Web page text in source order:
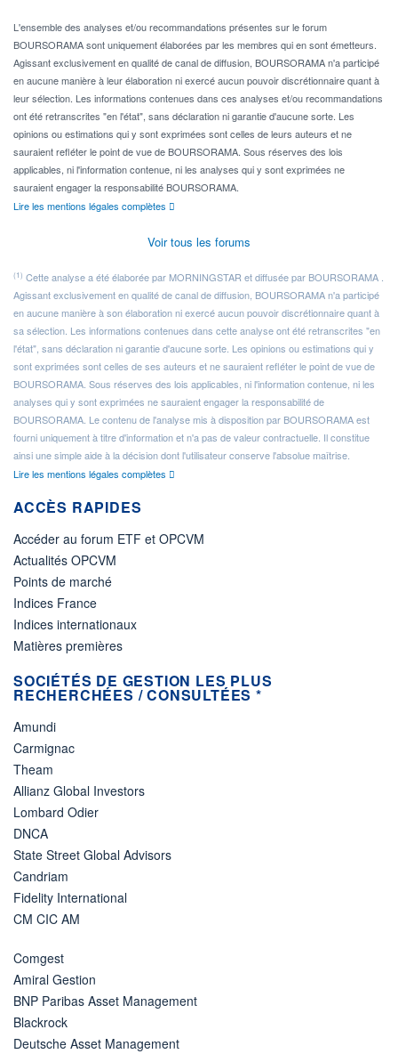
Pour l' ...
L'ensemble des analyses et/ou recommandations présentes sur le forum
BOURSORAMA sont uniquement élaborées par les membres qui en sont émetteurs.
Agissant exclusivement en qualité de canal de diffusion, BOURSORAMA n'a participé
en aucune manière à leur élaboration ni exercé aucun pouvoir discrétionnaire quant à
leur sélection. Les informations contenues dans ces analyses et/ou recommandations
ont été retranscrites "en l'état", sans déclaration ni garantie d'aucune sorte. Les
opinions ou estimations qui y sont exprimées sont celles de leurs auteurs et ne
sauraient refléter le point de vue de BOURSORAMA. Sous réserves des lois
applicables, ni l'information contenue, ni les analyses qui y sont exprimées ne
sauraient engager la responsabilité BOURSORAMA.
Lire les mentions légales complètes
Voir tous les forums
(1) Cette analyse a été élaborée par MORNINGSTAR et diffusée par BOURSORAMA .
Agissant exclusivement en qualité de canal de diffusion, BOURSORAMA n'a participé
en aucune manière à son élaboration ni exercé aucun pouvoir discrétionnaire quant à
sa sélection. Les informations contenues dans cette analyse ont été retranscrites "en
l'état", sans déclaration ni garantie d'aucune sorte. Les opinions ou estimations qui y
sont exprimées sont celles de ses auteurs et ne sauraient refléter le point de vue de
BOURSORAMA. Sous réserves des lois applicables, ni l'information contenue, ni les
analyses qui y sont exprimées ne sauraient engager la responsabilité de
BOURSORAMA. Le contenu de l'analyse mis à disposition par BOURSORAMA est
fourni uniquement à titre d'information et n'a pas de valeur contractuelle. Il constitue
ainsi une simple aide à la décision dont l'utilisateur conserve l'absolue maîtrise.
Lire les mentions légales complètes
ACCÈS RAPIDES
Accéder au forum ETF et OPCVM
Actualités OPCVM
Points de marché
Indices France
Indices internationaux
Matières premières
SOCIÉTÉS DE GESTION LES PLUS
RECHERCHÉES / CONSULTÉES *
Amundi
Carmignac
Theam
Allianz Global Investors
Lombard Odier
DNCA
State Street Global Advisors
Candriam
Fidelity International
CM CIC AM
Comgest
Amiral Gestion
BNP Paribas Asset Management
Blackrock
Deutsche Asset Management